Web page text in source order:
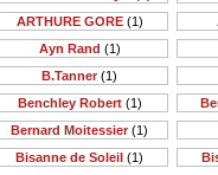
ARTHURE GORE(1)
Ayn Rand (1)
B.Tanner (1)
Benchley Robert(1)
Bernard Moitessier (1)
Bisanne de Soleil (1)